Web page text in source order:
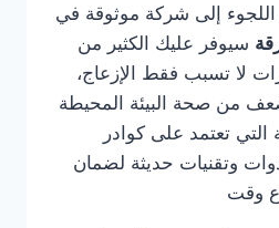
اللجوء إلى شركة موثوقة في
سيوفر عليك الكثير من
لا تسبب فقط الإزعاج،
من صحة البيئة المحيطة
التي تعتمد على كوادر
وتقنيات حديثة لضمان
وقت